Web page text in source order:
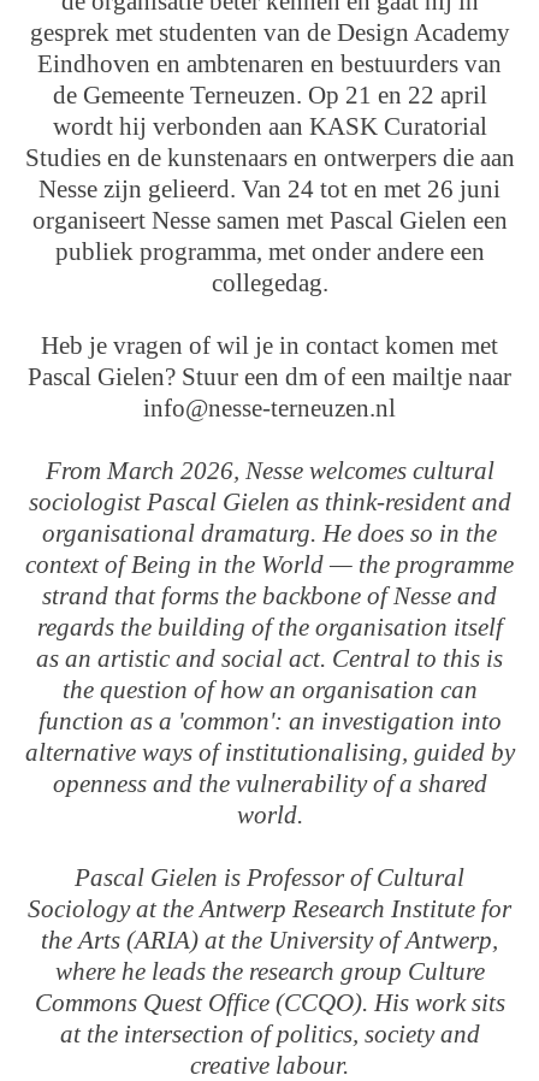
gesprek met studenten van de Design Academy
Eindhoven en ambtenaren en bestuurders van
de Gemeente Terneuzen. Op 21 en 22 april
wordt hij verbonden aan KASK Curatorial
Studies en de kunstenaars en ontwerpers die aan
Nesse zijn gelieerd. Van 24 tot en met 26 juni
organiseert Nesse samen met Pascal Gielen een
publiek programma, met onder andere een
collegedag.
Heb je vragen of wil je in contact komen met
Pascal Gielen? Stuur een dm of een mailtje naar
info@nesse-terneuzen.nl
From March 2026, Nesse welcomes cultural
sociologist Pascal Gielen as think-resident and
organisational dramaturg. He does so in the
context of Being in the World — the programme
strand that forms the backbone of Nesse and
regards the building of the organisation itself
as an artistic and social act. Central to this is
the question of how an organisation can
function as a 'common': an investigation into
alternative ways of institutionalising, guided by
openness and the vulnerability of a shared
world.
Pascal Gielen is Professor of Cultural
Sociology at the Antwerp Research Institute for
the Arts (ARIA) at the University of Antwerp,
where he leads the research group Culture
Commons Quest Office (CCQO). His work sits
at the intersection of politics, society and
creative labour.